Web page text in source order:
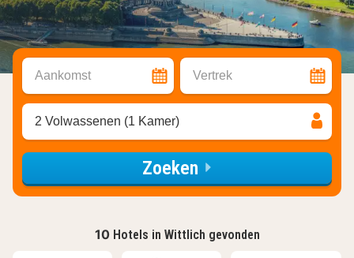
Aankomst Vertrek
2 Volwassenen (1 Kamer)
Zoeken
10 Hotels in Wittlich gevonden